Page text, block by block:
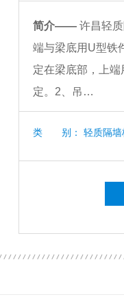
简介—— 许昌轻
端与梁底用U型铁
定在梁底部，上端
定。2、吊…
类 别： 轻质隔墙